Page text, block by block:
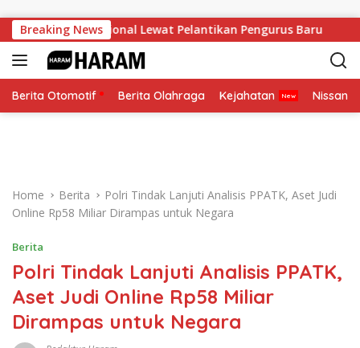
Breaking News
Nasional Lewat Pelantikan Pengurus Baru
Berita Otomotif Berita Olahraga Kejahatan Nissan
Home Berita
Polri Tindak Lanjuti Analisis PPATK, Aset Judi
Online Rp58 Miliar Dirampas untuk Negara
Berita
Polri Tindak Lanjuti Analisis PPATK,
Aset Judi Online Rp58 Miliar
Dirampas untuk Negara